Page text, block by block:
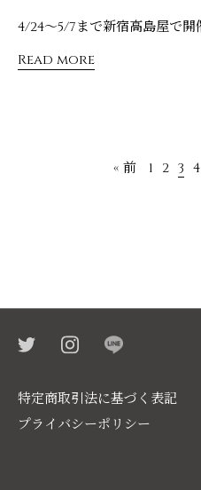
Read more
« 前 1 2 3 4
特定商取引法に基づく表記
プライバシーポリシー